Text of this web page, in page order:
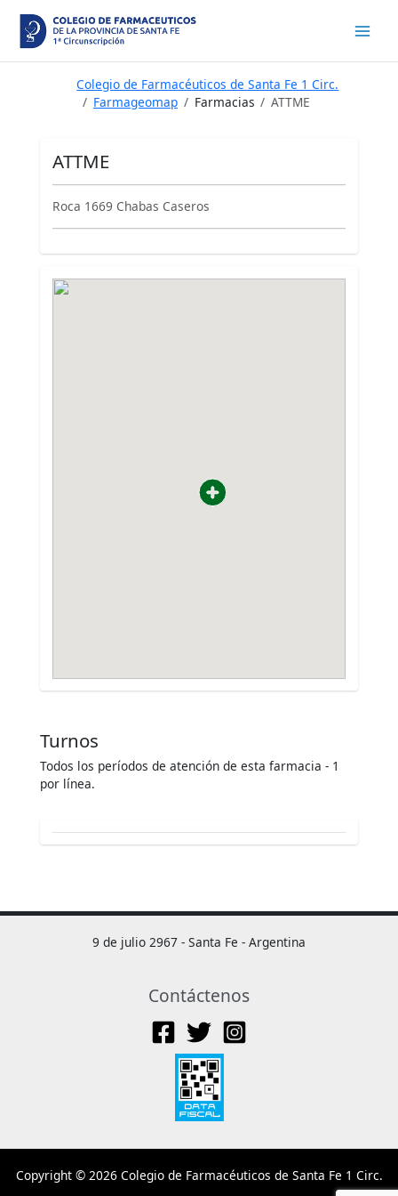
contenido
Colegio de Farmacéuticos de Santa Fe 1 Circ.
Farmageomap
Farmacias ATTME
ATTME
Roca 1669 Chabas Caseros
Turnos
Todos los períodos de atención de esta farmacia - 1
por línea.
9 de julio 2967 - Santa Fe - Argentina
Contáctenos
Copyright © 2026 Colegio de Farmacéuticos de Santa Fe 1 Circ.